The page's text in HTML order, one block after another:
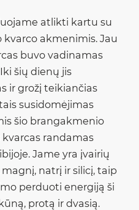
atlikti kartu su
akmenimis. Jau
buvo vadinamas
šių dienų jis
ir grožį teikiančias
susidomėjimas
šio brangakmenio
randamas
Jame yra įvairių
natrį ir silicį, taip
perduoti energiją ši
protą ir dvasią.